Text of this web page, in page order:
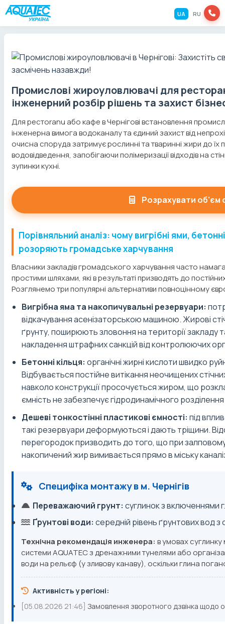
UA RU
Промислові жироуловлювачі для
інженерний розбір рішень та захист
Для рестоranu або кафе в Чернігові встановлення
інженерна вимога водоканалу та єдиний захист від
очисна споруда затримує рослинні та тваринні жири до
водовідведення, запобігаючи полімеризації відходів на
зупинки кухні.
Розрахувати об'єм
Порівняльний аналіз: чому вигрібні ями,
розоряють громадське харчування
Власники закладів громадського харчування часто
простими шляхами, які в результаті призводять до
Розглянемо три популярні альтернативи повноцінному
Вигрібна яма та накопичувальні резервуари:
відкачування асенізаторською машиною. Жирові
ґрунту, поширюють зловоння на території закладу
накладення штрафних санкцій від контролюючих
Бетонні кільця: органічні жирні кислоти швидко
Відбувається постійне витікання неочищених
навколо конструкції просочується жиром, що
ємність не забезпечує гідродинамічного
Дешеві тонкостінні пластикові ємності: під
такі резервуари деформуються і дають тріщини.
перегородок призводить до того, що при залповому
накопичений жир вимивається прямо в міську
Специфіка монтажу в м. Чернігів
Переважаючий грунт: суглинок з включеннями
Ґрунтові води: середній рівень ґрунтових вод
Технічна рекомендація инженера: в умовах
системи AQUATEC з дренажними тунелями або
води на рельєф (у зливову канаву), оскільки глина
Активність у регіоні:
[05.08.2026 21:46] Замовлення зворотного дзвінка щодо